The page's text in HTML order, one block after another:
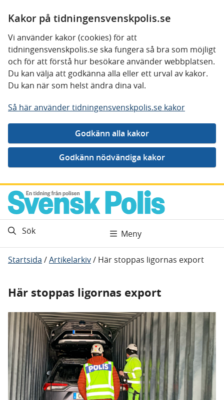
Kakor på tidningensvenskpolis.se
Vi använder kakor (cookies) för att
tidningensvenskpolis.se ska fungera så bra som möjligt
och för att förstå hur besökare använder webbplatsen.
Du kan välja att godkänna alla eller ett urval av kakor.
Du kan när som helst ändra dina val.
Så här använder tidningensvenskpolis.se kakor
Gå direkt till innehåll
Sök Meny
Startsida /Artikelarkiv/ Här stoppas ligornas export
Här stoppas ligornas export